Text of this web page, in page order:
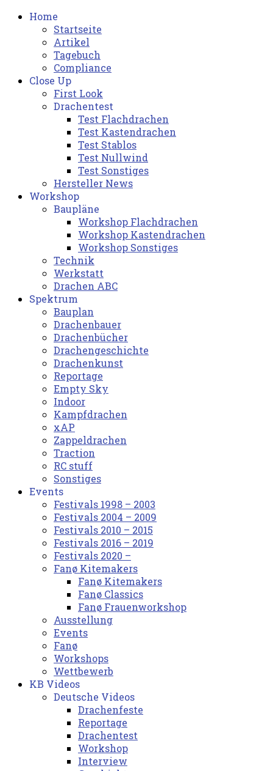
Home
Startseite
Artikel
Tagebuch
Compliance
Close Up
First Look
Drachentest
Test Flachdrachen
Test Kastendrachen
Test Stablos
Test Nullwind
Test Sonstiges
Hersteller News
Workshop
Baupläne
Workshop Flachdrachen
Workshop Kastendrachen
Workshop Sonstiges
Technik
Werkstatt
Drachen ABC
Spektrum
Bauplan
Drachenbauer
Drachenbücher
Drachengeschichte
Drachenkunst
Reportage
Empty Sky
Indoor
Kampfdrachen
xAP
Zappeldrachen
Traction
RC stuff
Sonstiges
Events
Festivals 1998 – 2003
Festivals 2004 – 2009
Festivals 2010 – 2015
Festivals 2016 – 2019
Festivals 2020 –
Fanø Kitemakers
Fanø Kitemakers
Fanø Classics
Fanø Frauenworkshop
Ausstellung
Events
Fanø
Workshops
Wettbewerb
KB Videos
Deutsche Videos
Drachenfeste
Reportage
Drachentest
Workshop
Interview